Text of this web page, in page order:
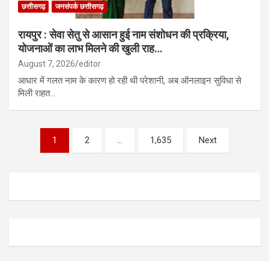
छत्तीसगढ़ जनसंपर्क छत्तीसगढ़
रायपुर : सेवा सेतु से आसान हुई नाम संशोधन की प्रक्रिया,
योजनाओं का लाभ मिलने की खुली राह…
August 7, 2026 editor
आधार में गलत नाम के कारण हो रही थी परेशानी, अब ऑनलाइन सुविधा से
मिली राहत…
pagination
1 2 … 1,635 Next